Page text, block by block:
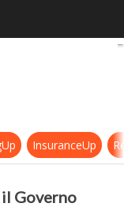
i dubbi che solo il
InsuranceUp
il Governo